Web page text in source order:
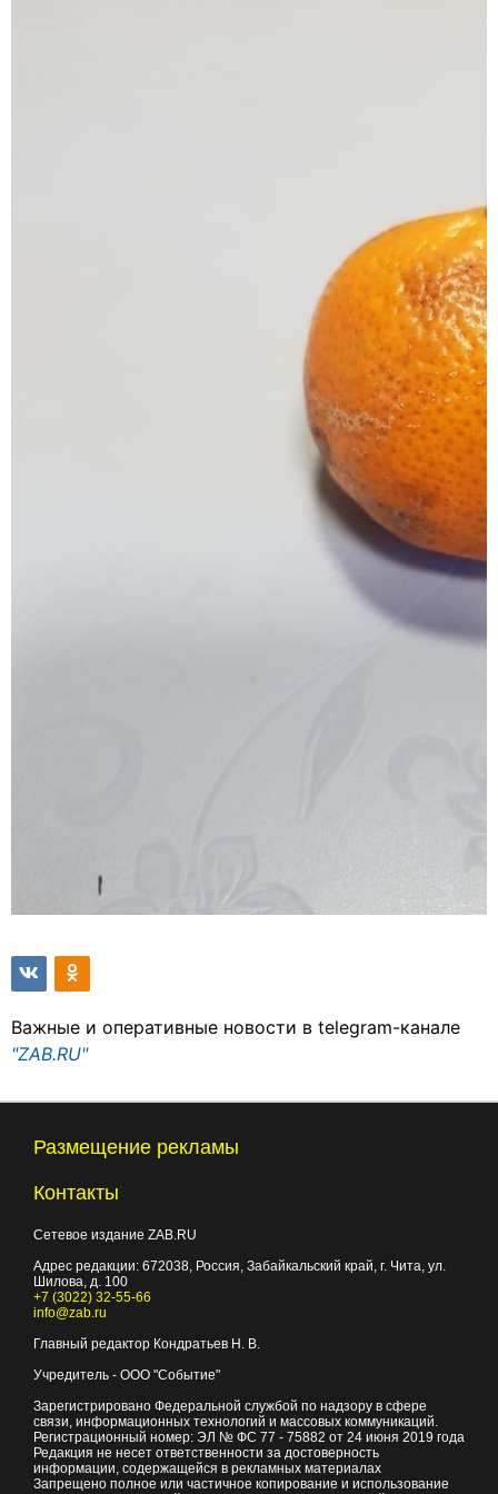
Важные и оперативные новости в telegram-канале
"ZAB.RU"
Размещение рекламы
Контакты
Сетевое издание ZAB.RU
Адрес редакции: 672038, Россия, Забайкальский край, г. Чита, ул.
Шилова, д. 100
+7 (3022) 32-55-66
info@zab.ru
Главный редактор Кондратьев Н. В.
Учредитель - ООО "Событие"
Зарегистрировано Федеральной службой по надзору в сфере
связи, информационных технологий и массовых коммуникаций.
Регистрационный номер: ЭЛ № ФС 77 - 75882 от 24 июня 2019 года
Редакция не несет ответственности за достоверность
информации, содержащейся в рекламных материалах
Запрещено полное или частичное копирование и использование